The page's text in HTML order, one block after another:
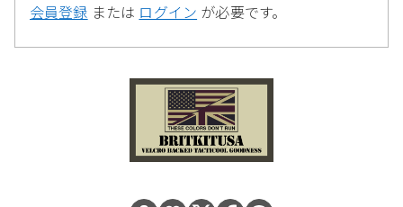
会員登録 または ログイン が必要です。